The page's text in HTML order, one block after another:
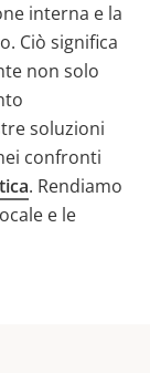
interna e la
Ciò significa
non solo
soluzioni
confronti
. Rendiamo
e le